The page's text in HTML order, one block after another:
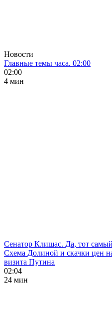
Новости
Главные темы часа. 02:00
02:00
4 мин
Сенатор Клишас. Да, тот самый
Схема Долиной и скачки цен
визита Путина
02:04
24 мин